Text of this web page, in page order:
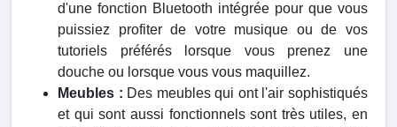
d'une fonction Bluetooth intégrée pour que vous
puissiez profiter de votre musique ou de vos
tutoriels préférés lorsque vous prenez une
douche ou lorsque vous vous maquillez.
Meubles : Des meubles qui ont l'air sophistiqués
et qui sont aussi fonctionnels sont très utiles, en